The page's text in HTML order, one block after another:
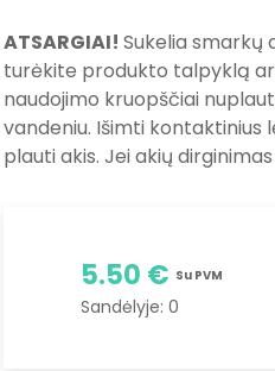
ATSARGIAI! Sukelia smarkų
turėkite produkto talpyklą
naudojimo kruopščiai
vandeniu. Išimti kontaktinius
plauti akis. Jei akių
5.50 € Su PVM
Sandėlyje: 0